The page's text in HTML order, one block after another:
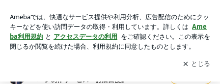
能です！ | 【全国2,500件の実績！】誰でも簡単♪ホームページ
制作サービス『お店自慢』
アプリをダウンロードして ブログの更新通知
を受け取りまし
ょう。
開く
ページ制作サービス『お店自慢』